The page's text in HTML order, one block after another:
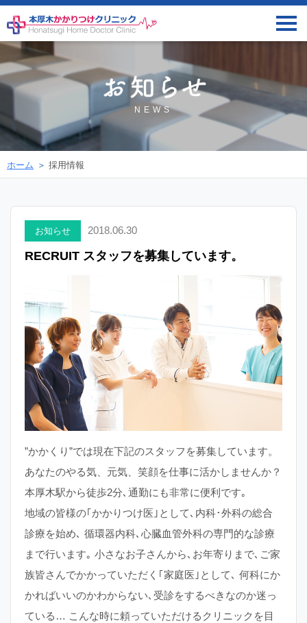
NEWS
ホーム 採用情報
お知らせ 2018.06.30
RECRUIT スタッフを募集しています。
”かかくり”では現在下記のスタッフを募集しています。
あなたのやる気、元気、笑顔を仕事に活かしませんか？
本厚木駅から徒歩2分､通勤にも非常に便利です｡
地域の皆様の｢かかりつけ医｣として､内科･外科の総合
診療を始め､ 循環器内科､心臓血管外科の専門的な診療
まで行います｡ 小さなお子さんから､お年寄りまで､ご家
族皆さんでかかっていただく｢家庭医｣として､ 何科にか
かればいいのかわからない､受診をするべきなのか迷っ
ている… こんな時に頼っていただけるクリニックを目